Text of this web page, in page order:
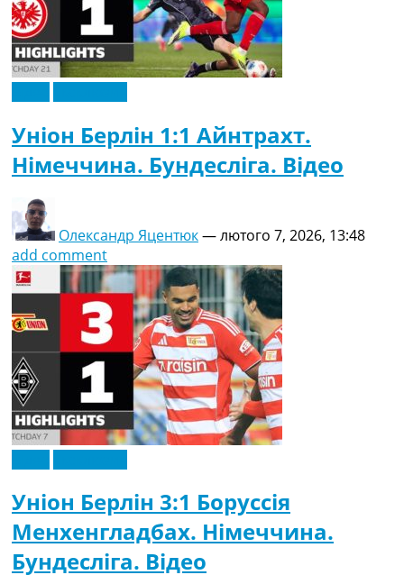
Уніон Берлін 1:1 Айнтрахт.
Німеччина. Бундесліга. Відео
Олександр Яцентюк—лютого 7, 2026, 13:48
add comment
Уніон Берлін 3:1 Боруссія
Менхенгладбах. Німеччина.
Бундесліга. Відео